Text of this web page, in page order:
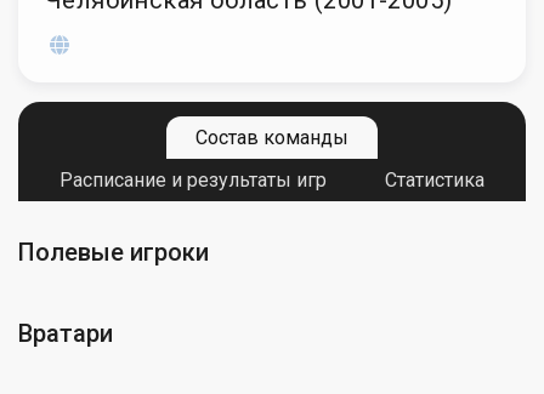
Состав команды
Расписание и результаты игр
Статистика
Полевые игроки
Вратари